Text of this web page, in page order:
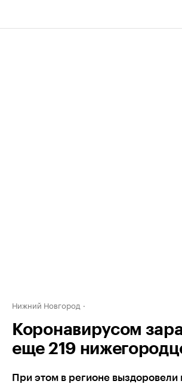
Нижний Новгород
Коронавирусом
еще 219
При этом в регионе выздоровели